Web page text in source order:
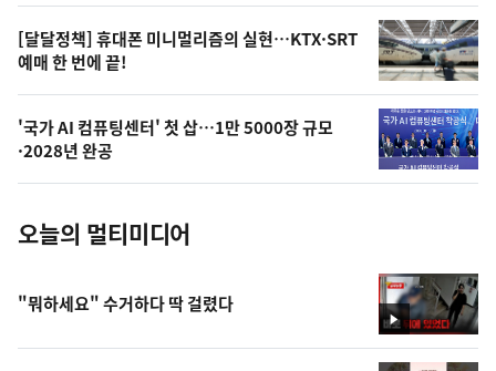
오
늘
의
사
진
[달달정책] 휴대폰 미니멀리즘의 실현…KTX·SRT
예매 한 번에 끝!
'국가 AI 컴퓨팅센터' 첫 삽…1만 5000장 규모
·2028년 완공
오늘의 멀티미디어
영
상
"뭐하세요" 수거하다 딱 걸렸다